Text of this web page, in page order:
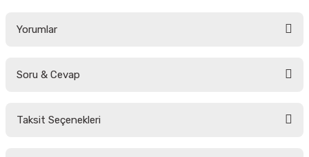
Yorumlar
Soru & Cevap
Taksit Seçenekleri